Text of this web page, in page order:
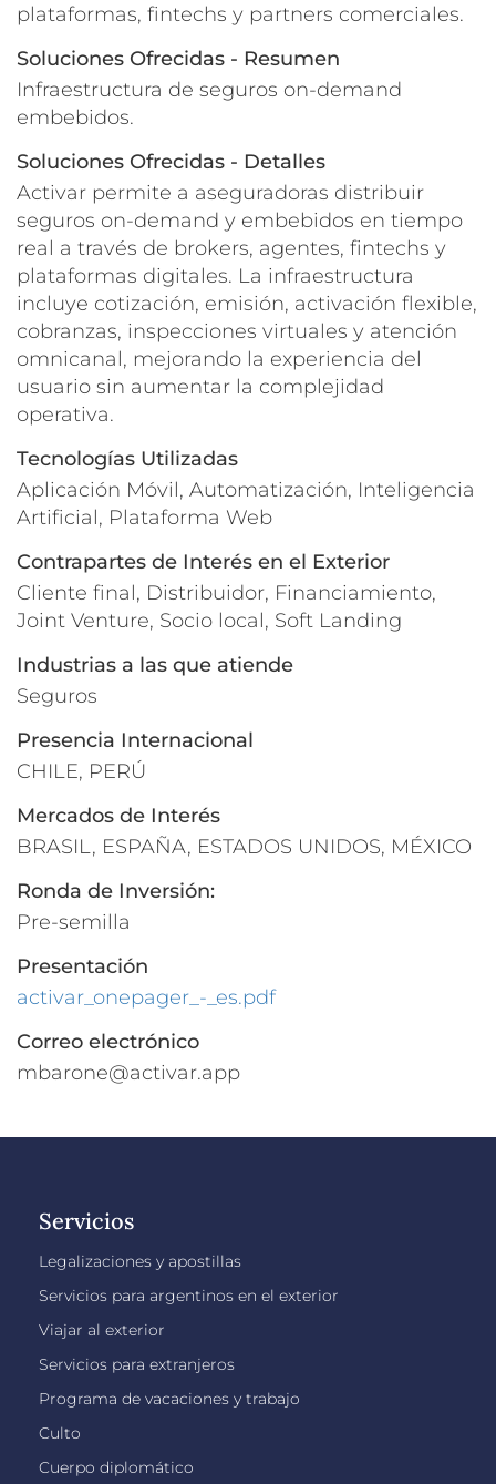
plataformas, fintechs y partners comerciales.
Soluciones Ofrecidas - Resumen
Infraestructura de seguros on-demand
embebidos.
Soluciones Ofrecidas - Detalles
Activar permite a aseguradoras distribuir
seguros on-demand y embebidos en tiempo
real a través de brokers, agentes, fintechs y
plataformas digitales. La infraestructura
incluye cotización, emisión, activación flexible,
cobranzas, inspecciones virtuales y atención
omnicanal, mejorando la experiencia del
usuario sin aumentar la complejidad
operativa.
Tecnologías Utilizadas
Aplicación Móvil, Automatización, Inteligencia
Artificial, Plataforma Web
Contrapartes de Interés en el Exterior
Cliente final, Distribuidor, Financiamiento,
Joint Venture, Socio local, Soft Landing
Industrias a las que atiende
Seguros
Presencia Internacional
CHILE, PERÚ
Mercados de Interés
BRASIL, ESPAÑA, ESTADOS UNIDOS, MÉXICO
Ronda de Inversión:
Pre-semilla
Presentación
activar_onepager_-_es.pdf
Correo electrónico
mbarone@activar.app
Servicios
Legalizaciones y apostillas
Servicios para argentinos en el exterior
Viajar al exterior
Servicios para extranjeros
Programa de vacaciones y trabajo
Culto
Cuerpo diplomático